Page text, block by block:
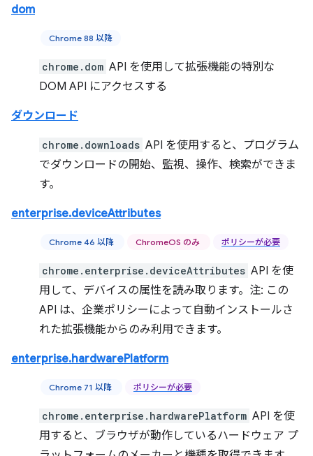
dom
Chrome 88 以降
chrome.dom API を使用して拡張機能の特別な
DOM API にアクセスする
ダウンロード
chrome.downloads API を使用すると、プログラム
でダウンロードの開始、監視、操作、検索ができま
す。
enterprise.deviceAttributes
Chrome 46 以降 ChromeOS のみ ポリシーが必要
chrome.enterprise.deviceAttributes API を使
用して、デバイスの属性を読み取ります。注: この
API は、企業ポリシーによって自動インストールさ
れた拡張機能からのみ利用できます。
enterprise.hardwarePlatform
Chrome 71 以降 ポリシーが必要
chrome.enterprise.hardwarePlatform API を使
用すると、ブラウザが動作しているハードウェア プ